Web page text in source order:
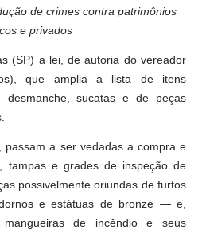
de crimes contra patrimônios
e privados
(SP) a lei, de autoria do vereador
que amplia a lista de itens
desmanche, sucatas e de peças
passam a ser vedadas a compra e
tampas e grades de inspeção de
possivelmente oriundas de furtos
e estátuas de bronze — e,
mangueiras de incêndio e seus